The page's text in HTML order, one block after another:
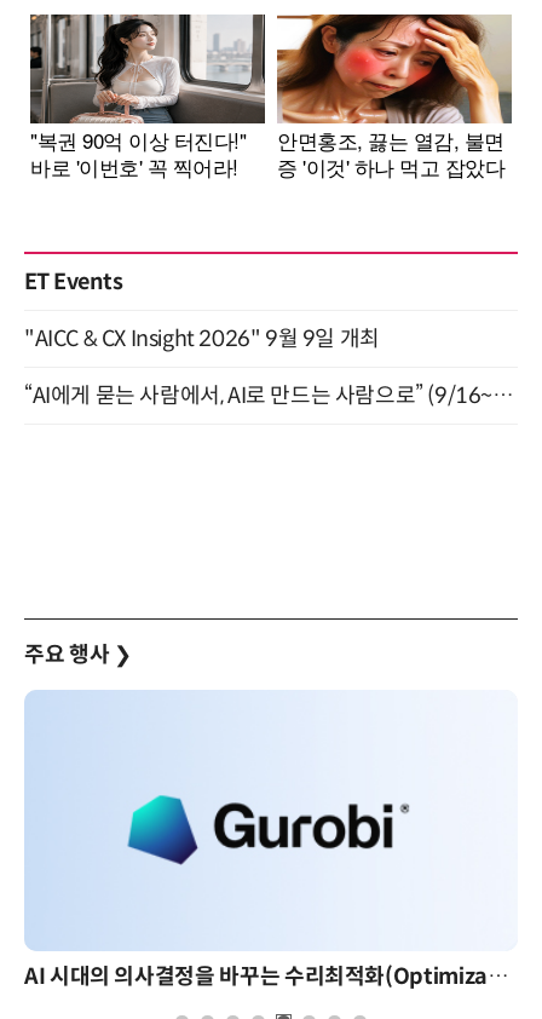
ET Events
"AICC & CX Insight 2026" 9월 9일 개최
“AI에게 묻는 사람에서, AI로 만드는 사람으로” (9/16~17)
주요 행사 ❯
AI 시대의 의사결정을 바꾸는 수리최적화(Optimization): 실제 산업 적용 사례와 활용 전략